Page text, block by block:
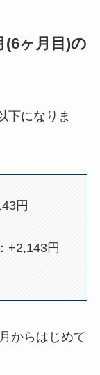
(6ヶ月目)の
下になりま
円
+2,143円
からはじめて